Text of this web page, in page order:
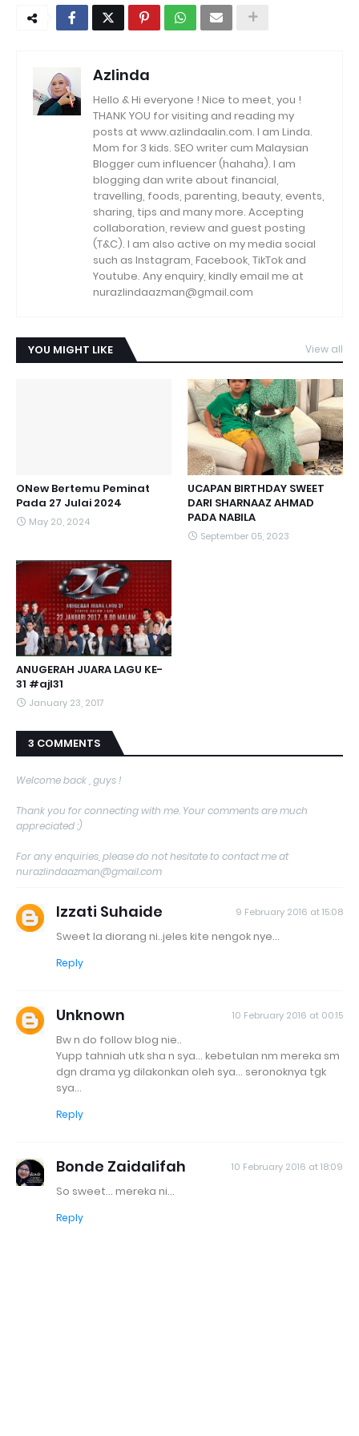
Azlinda
Hello & Hi everyone ! Nice to meet, you !
THANK YOU for visiting and reading my
posts at www.azlindaalin.com. I am Linda.
Mom for 3 kids. SEO writer cum Malaysian
Blogger cum influencer (hahaha). I am
blogging dan write about financial,
travelling, foods, parenting, beauty, events,
sharing, tips and many more. Accepting
collaboration, review and guest posting
(T&C). I am also active on my media social
such as Instagram, Facebook, TikTok and
Youtube. Any enquiry, kindly email me at
nurazlindaazman@gmail.com
YOU MIGHT LIKE View all
ONew Bertemu Peminat
Pada 27 Julai 2024
May 20, 2024
UCAPAN BIRTHDAY SWEET
DARI SHARNAAZ AHMAD
PADA NABILA
September 05, 2023
ANUGERAH JUARA LAGU KE-
31 #ajl31
January 23, 2017
3 COMMENTS
Welcome back , guys !
Thank you for connecting with me. Your comments are much
appreciated :)
For any enquiries, please do not hesitate to contact me at
nurazlindaazman@gmail.com
Izzati Suhaide 9 February 2016 at 15:08
Sweet la diorang ni..jeles kite nengok nye...
Reply
Unknown 10 February 2016 at 00:15
Bw n do follow blog nie..
Yupp tahniah utk sha n sya... kebetulan nm mereka sm
dgn drama yg dilakonkan oleh sya... seronoknya tgk
sya...
Reply
Bonde Zaidalifah 10 February 2016 at 18:09
So sweet... mereka ni...
Reply